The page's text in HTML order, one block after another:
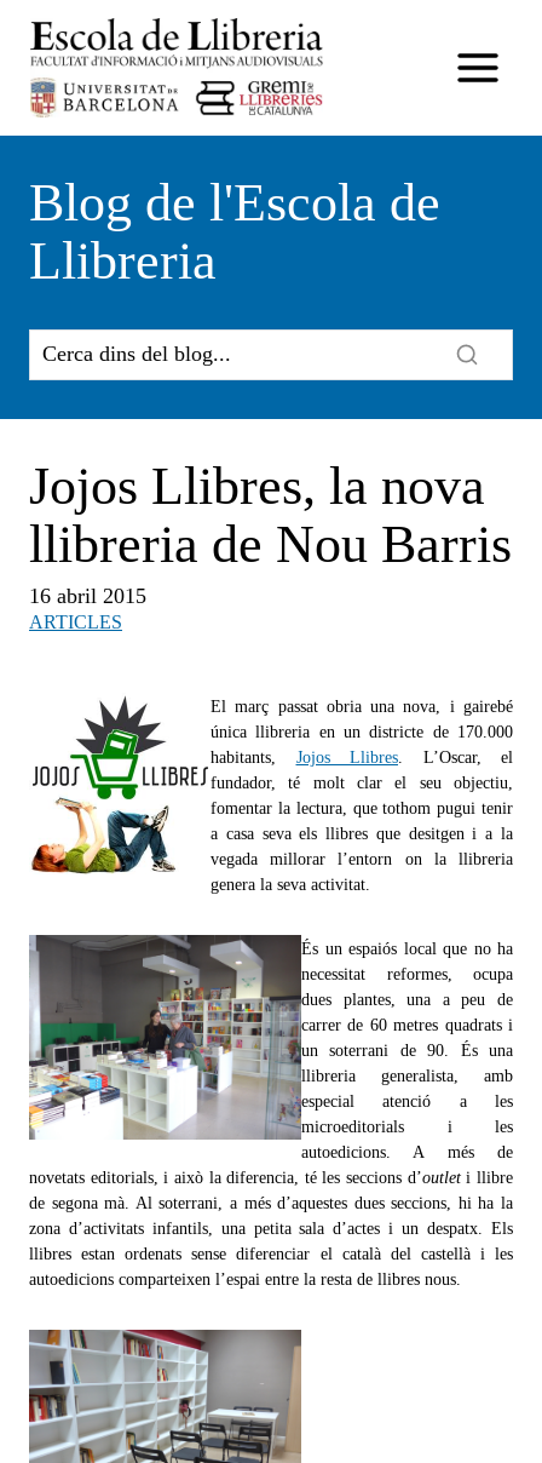
contingut
Blog de l'Escola de
Llibreria
Jojos Llibres, la nova
llibreria de Nou Barris
16 abril 2015
ARTICLES
El març passat obria una nova, i gairebé
única llibreria en un districte de 170.000
habitants, Jojos Llibres . L’Oscar, el
fundador, té molt clar el seu objectiu,
fomentar la lectura, que tothom pugui tenir
a casa seva els llibres que desitgen i a la
vegada millorar l’entorn on la llibreria
genera la seva activitat.
És un espaiós local que no ha
necessitat reformes, ocupa
dues plantes, una a peu de
carrer de 60 metres quadrats i
un soterrani de 90. És una
llibreria generalista, amb
especial atenció a les
microeditorials i les
autoedicions. A més de
novetats editorials, i això la diferencia, té les seccions d’outleti llibre
de segona mà. Al soterrani, a més d’aquestes dues seccions, hi ha la
zona d’activitats infantils, una petita sala d’actes i un despatx. Els
llibres estan ordenats sense diferenciar el català del castellà i les
autoedicions comparteixen l’espai entre la resta de llibres nous.